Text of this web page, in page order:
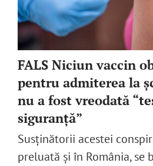
FALS Niciun vaccin
pentru admiterea la
nu a fost vreodată
siguranță”
Susținătorii acestei
preluată și în România, se